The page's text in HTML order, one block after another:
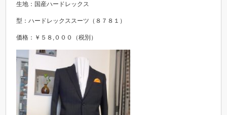
生地：国産ハードレックス
型：ハードレックススーツ（８７８１）
価格：￥５８,０００（税別）